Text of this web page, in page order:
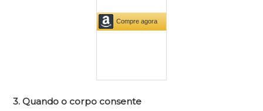
3. Quando o corpo consente